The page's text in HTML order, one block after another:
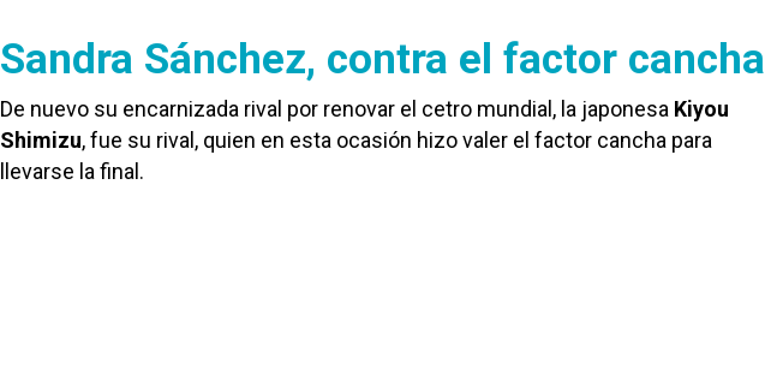
Sandra Sánchez, contra el factor cancha
De nuevo su encarnizada rival por renovar el cetro mundial, la japonesa Kiyou
Shimizu, fue su rival, quien en esta ocasión hizo valer el factor cancha para
llevarse la final.